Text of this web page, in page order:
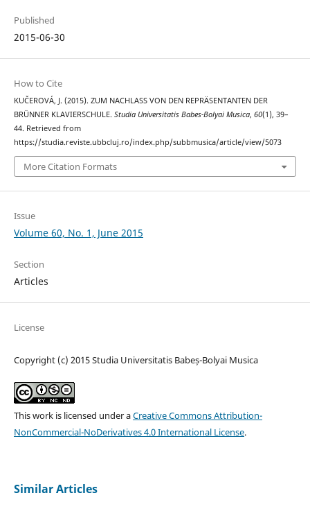
Published
2015-06-30
How to Cite
KUČEROVÁ, J. (2015). ZUM NACHLASS VON DEN REPRÄSENTANTEN DER
BRÜNNER KLAVIERSCHULE. Studia Universitatis Babes-Bolyai Musica, 60(1), 39–
44. Retrieved from
https://studia.reviste.ubbcluj.ro/index.php/subbmusica/article/view/5073
More Citation Formats
Issue
Volume 60, No. 1, June 2015
Section
Articles
License
Copyright (c) 2015 Studia Universitatis Babeș-Bolyai Musica
This work is licensed under aCreative Commons Attribution-
NonCommercial-NoDerivatives 4.0 International License.
Similar Articles